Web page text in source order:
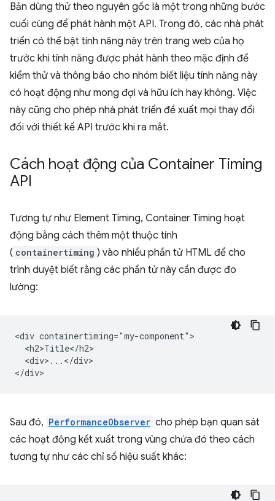
Bản dùng thử theo nguyên gốc là một trong những bước
cuối cùng để phát hành một API. Trong đó, các nhà phát
triển có thể bật tính năng này trên trang web của họ
trước khi tính năng được phát hành theo mặc định để
kiểm thử và thông báo cho nhóm biết liệu tính năng này
có hoạt động như mong đợi và hữu ích hay không. Việc
này cũng cho phép nhà phát triển đề xuất mọi thay đổi
đối với thiết kế API trước khi ra mắt.
Cách hoạt động của Container Timing
API
Tương tự như Element Timing, Container Timing hoạt
động bằng cách thêm một thuộc tính
( containertiming ) vào nhiều phần tử HTML để cho
trình duyệt biết rằng các phần tử này cần được đo
lường:
<div containertiming="my-component">
  <h2>Title</h2>
  <div>...</div>
Sau đó, PerformanceObserver cho phép bạn quan sát
các hoạt động kết xuất trong vùng chứa đó theo cách
tương tự như các chỉ số hiệu suất khác: